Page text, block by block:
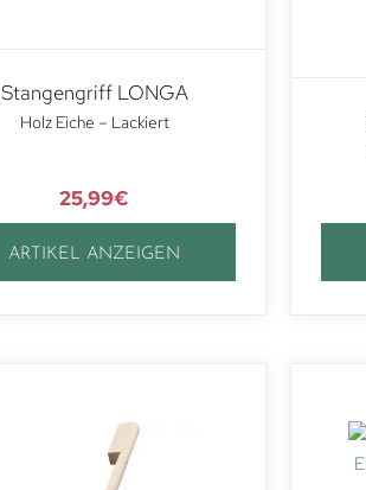
Stangengriff LONGA
Holz Eiche – Lackiert
25,99€
ARTIKEL ANZEIGEN